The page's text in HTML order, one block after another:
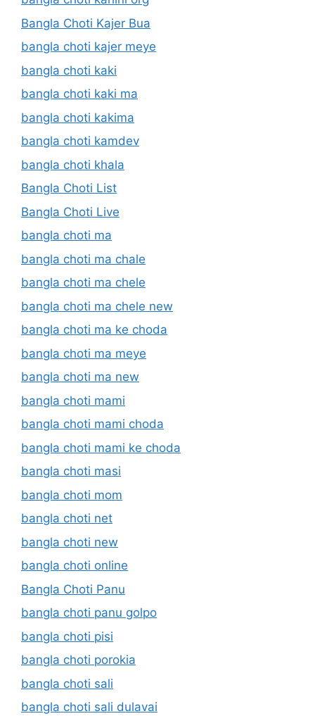
Bangla Choti Kajer Bua
bangla choti kajer meye
bangla choti kaki
bangla choti kaki ma
bangla choti kakima
bangla choti kamdev
bangla choti khala
Bangla Choti List
Bangla Choti Live
bangla choti ma
bangla choti ma chale
bangla choti ma chele
bangla choti ma chele new
bangla choti ma ke choda
bangla choti ma meye
bangla choti ma new
bangla choti mami
bangla choti mami choda
bangla choti mami ke choda
bangla choti masi
bangla choti mom
bangla choti net
bangla choti new
bangla choti online
Bangla Choti Panu
bangla choti panu golpo
bangla choti pisi
bangla choti porokia
bangla choti sali
bangla choti sali dulavai